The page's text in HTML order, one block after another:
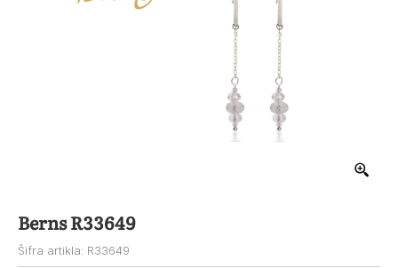
Berns R33649
Šifra artikla: R33649